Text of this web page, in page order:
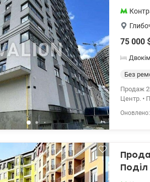
75 000
Без
Продаж
Центр. •
Фора),
Поділ